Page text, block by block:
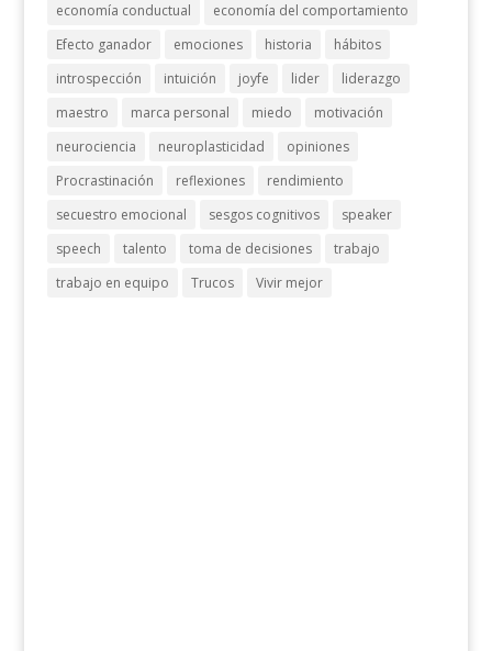
economía conductual
economía del comportamiento
Efecto ganador
emociones historia
hábitos
introspección
intuición joyfe lider
liderazgo
maestro
marca personal miedo
motivación
neurociencia
neuroplasticidad
opiniones
Procrastinación
reflexiones
rendimiento
secuestro emocional
sesgos cognitivos
speaker
speech
talento toma de decisiones
trabajo
trabajo en equipo
Trucos Vivir mejor